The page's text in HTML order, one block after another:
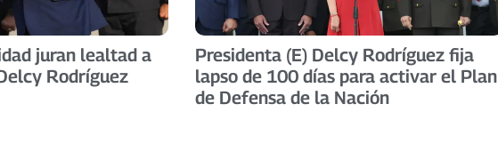
juran lealtad a
Rodríguez
Presidenta (E) Delcy Rodríguez fija
lapso de 100 días para activar el Plan
de Defensa de la Nación